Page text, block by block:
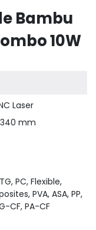
Bambu
10W
Laser
mm
PC, Flexible,
PVA, ASA, PP,
CF, PA-CF